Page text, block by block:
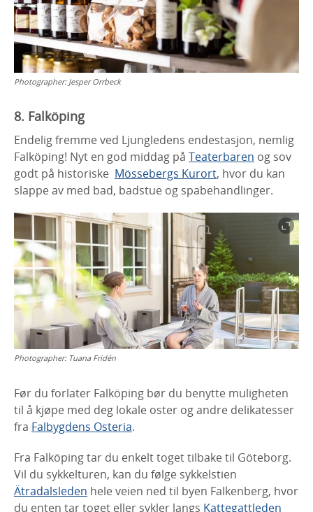
Photographer: Jesper Orrbeck
8. Falköping
Endelig fremme ved Ljungledens endestasjon, nemlig
Falköping! Nyt en god middag på Teaterbaren og sov
godt på historiske Mössebergs Kurort, hvor du kan
slappe av med bad, badstue og spabehandlinger.
Photographer: Tuana Fridén
Før du forlater Falköping bør du benytte muligheten
til å kjøpe med deg lokale oster og andre delikatesser
fra Falbygdens Osteria.
Fra Falköping tar du enkelt toget tilbake til Göteborg.
Vil du sykkelturen, kan du følge sykkelstien
Ätradalsleden hele veien ned til byen Falkenberg, hvor
du enten tar toget eller sykler langs Kattegattleden